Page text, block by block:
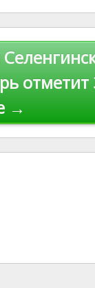
отметит
→